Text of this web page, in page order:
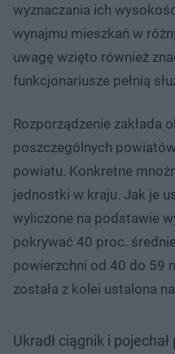
wyznaczania ich
wynajmu mieszkań w
uwagę wzięto również
funkcjonariusze pełnią
Rozporządzenie zakłada
poszczególnych
powiatu. Konkretne
jednostki w kraju. Jak je
wyliczone na podstawie
pokrywać 40 proc.
powierzchni od 40 do 59
została z kolei ustalona
Ukradł ciągnik i